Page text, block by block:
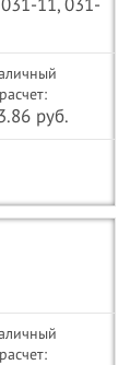
11, 031-
расчет:
руб.
расчет: